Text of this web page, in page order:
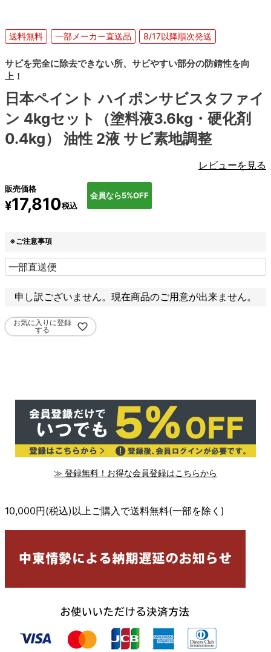
送料無料 一部メーカー直送品 8/17以降順次発送
サビを完全に除去できない所、サビやすい部分の防錆性を向
上！
日本ペイント ハイポンサビスタファイ
ン 4kgセット（塗料液3.6kg・硬化剤
0.4kg） 油性 2液 サビ素地調整
レビューを見る
販売価格
¥17,810税込
会員なら5%OFF
※ご注意事項
申し訳ございません。現在商品のご用意が出来ません。
お気に入りに登録
する
≫ 登録無料！お得な会員登録はこちらから
10,000円(税込)以上ご購入で送料無料(一部を除く)